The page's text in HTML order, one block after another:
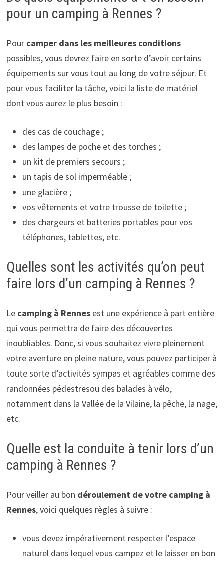
pour un camping à Rennes ?
Pour camper dans les meilleures conditions
possibles, vous devrez faire en sorte d’avoir certains
équipements sur vous tout au long de votre séjour. Et
pour vous faciliter la tâche, voici la liste de matériel
dont vous aurez le plus besoin :
des cas de couchage ;
des lampes de poche et des torches ;
un kit de premiers secours ;
un tapis de sol imperméable ;
une glacière ;
vos vêtements et votre trousse de toilette ;
des chargeurs et batteries portables pour vos
téléphones, tablettes, etc.
Quelles sont les activités qu’on peut
faire lors d’un camping à Rennes ?
Le camping à Rennesest une expérience à part entière
qui vous permettra de faire des découvertes
inoubliables. Donc, si vous souhaitez vivre pleinement
votre aventure en pleine nature, vous pouvez participer à
toute sorte d’activités sympas et agréables comme des
randonnées pédestresou des balades à vélo,
notamment dans la Vallée de la Vilaine, la pêche, la nage,
etc.
Quelle est la conduite à tenir lors d’un
camping à Rennes ?
Pour veiller au bon déroulement de votre camping à
Rennes, voici quelques règles à suivre :
vous devez impérativement respecter l’espace
naturel dans lequel vous campez et le laisser en bon